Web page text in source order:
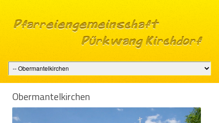
Ober­man­tel­kir­chen